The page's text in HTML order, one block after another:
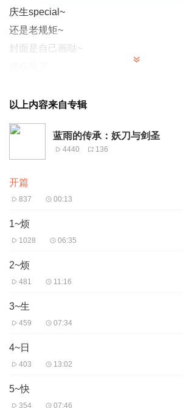
庆生special~
还是老规矩~
封面是自己画哒~
鸣谢~
以上内容来自专辑
蓝雨的传承：妖刀与剑圣
4440 136
开篇
837 00:13
1~烦
1028 06:35
2~烦
481 11:16
3~生
459 07:34
4~日
403 13:02
5~快
354 07:46